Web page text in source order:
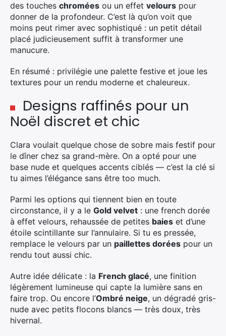
des touches chromées ou un effet velours pour
donner de la profondeur. C’est là qu’on voit que
moins peut rimer avec sophistiqué : un petit détail
placé judicieusement suffit à transformer une
manucure.
En résumé : privilégie une palette festive et joue les
textures pour un rendu moderne et chaleureux.
Designs raffinés pour un
Noël discret et chic
Clara voulait quelque chose de sobre mais festif pour
le dîner chez sa grand-mère. On a opté pour une
base nude et quelques accents ciblés — c’est la clé si
tu aimes l’élégance sans être too much.
Parmi les options qui tiennent bien en toute
circonstance, il y a le Gold velvet : une french dorée
à effet velours, rehaussée de petites baies et d’une
étoile scintillante sur l’annulaire. Si tu es pressée,
remplace le velours par un paillettes dorées pour un
rendu tout aussi chic.
Autre idée délicate : la French glacé, une finition
légèrement lumineuse qui capte la lumière sans en
faire trop. Ou encore l’Ombré neige, un dégradé gris-
nude avec petits flocons blancs — très doux, très
hivernal.